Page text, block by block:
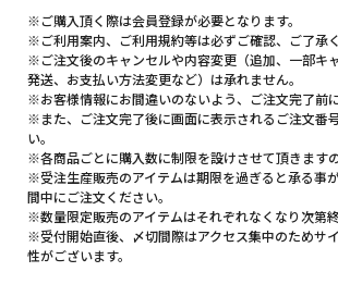
※ご購入頂く際は会員登録が必要となります。
※ご利用案内、ご利用規約等は必ずご確認、ご了承く
※ご注文後のキャンセルや内容変更（追加、一部キ
発送、お支払い方法変更など）は承れません。
※お客様情報にお間違いのないよう、ご注文完了前
※また、ご注文完了後に画面に表示されるご注文番
い。
※各商品ごとに購入数に制限を設けさせて頂きます
※受注生産販売のアイテムは期限を過ぎると承る事
間中にご注文ください。
※数量限定販売のアイテムはそれぞれなくなり次第終
※受付開始直後、〆切間際はアクセス集中のためサ
性がございます。